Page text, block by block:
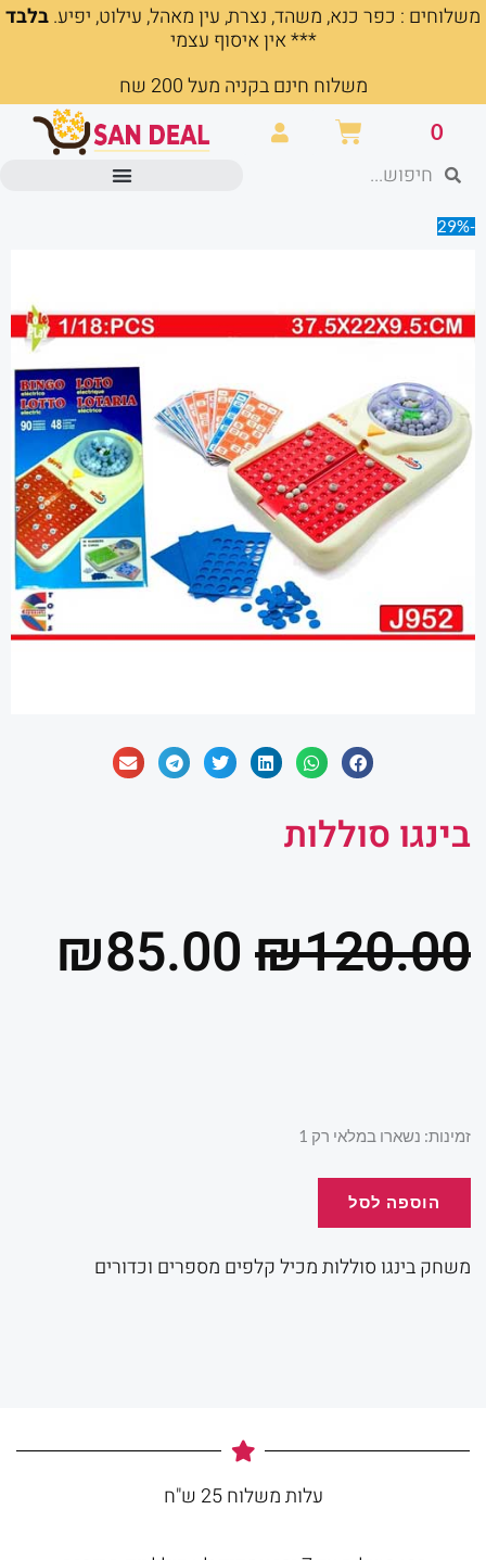
דילוג
משלוחים : כפר כנא, משהד, נצרת, עין מאהל, עילוט, יפיע.בלבד
*** אין איסוף עצמי
משלוח חינם בקניה מעל 200 שח
0 עגלת
קניות חיפושחיפוש
-29%
בינגו סוללות
₪120.00
המחיר
₪120.00.
₪85.00
זמינות: נשארו במלאי רק 1
כמות
הוספה לסל
משחק בינגו סוללות מכיל קלפים מספרים וכדורים
עלות משלוח 25 ש"ח